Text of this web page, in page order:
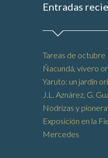
Entradas
Tareas de octubre
Ñacundá, vivero
Yaruto: un jardín
J.L. Aznárez, G.
Nodrizas y
Exposición en la
Mercedes